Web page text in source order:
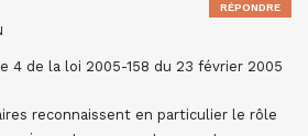
4 de la loi 2005-158 du 23 février 2005
reconnaissent en particulier le rôle
RÉPONDRE